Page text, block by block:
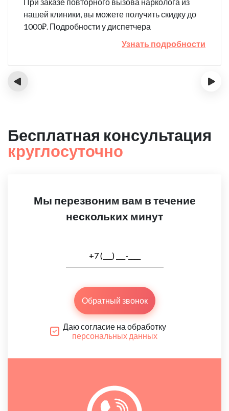
нашей клиники, вы можете получить скидку до
1000₽. Подробности у диспетчера
Узнать подробности
‹ ›
Бесплатная консультация
круглосуточно
Мы перезвоним вам в течение
нескольких минут
Обратный звонок
Даю согласие на обработку
персональных данных